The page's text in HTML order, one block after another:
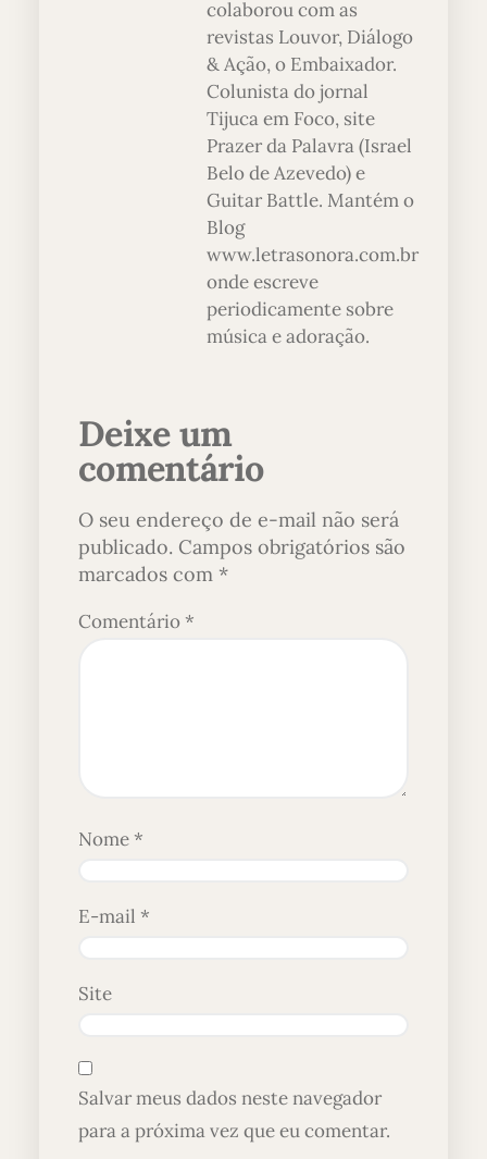
colaborou com as
revistas Louvor, Diálogo
& Ação, o Embaixador.
Colunista do jornal
Tijuca em Foco, site
Prazer da Palavra (Israel
Belo de Azevedo) e
Guitar Battle. Mantém o
Blog
www.letrasonora.com.br
onde escreve
periodicamente sobre
música e adoração.
Deixe um
comentário
O seu endereço de e-mail não será
publicado. Campos obrigatórios são
marcados com *
Comentário*
Nome*
E-mail *
Site
Salvar meus dados neste navegador
para a próxima vez que eu comentar.